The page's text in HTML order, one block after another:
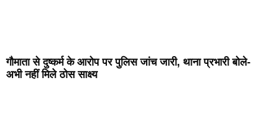
गौमाता से दुष्कर्म के आरोप पर पुलिस जांच जारी, थाना प्रभारी बोले-
अभी नहीं मिले ठोस साक्ष्य